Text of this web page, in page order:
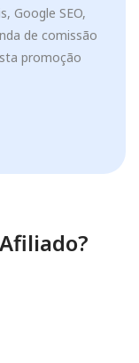
Google SEO,
de comissão
promoção